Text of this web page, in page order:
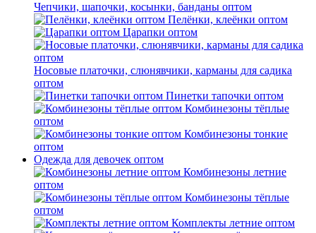
Чепчики, шапочки, косынки, банданы оптом
Пелёнки, клеёнки оптом
Царапки оптом
Носовые платочки, слюнявчики, карманы для садика
оптом
Пинетки тапочки оптом
Комбинезоны тёплые
оптом
Комбинезоны тонкие
оптом
Одежда для девочек оптом
Комбинезоны летние
оптом
Комбинезоны тёплые
оптом
Комплекты летние оптом